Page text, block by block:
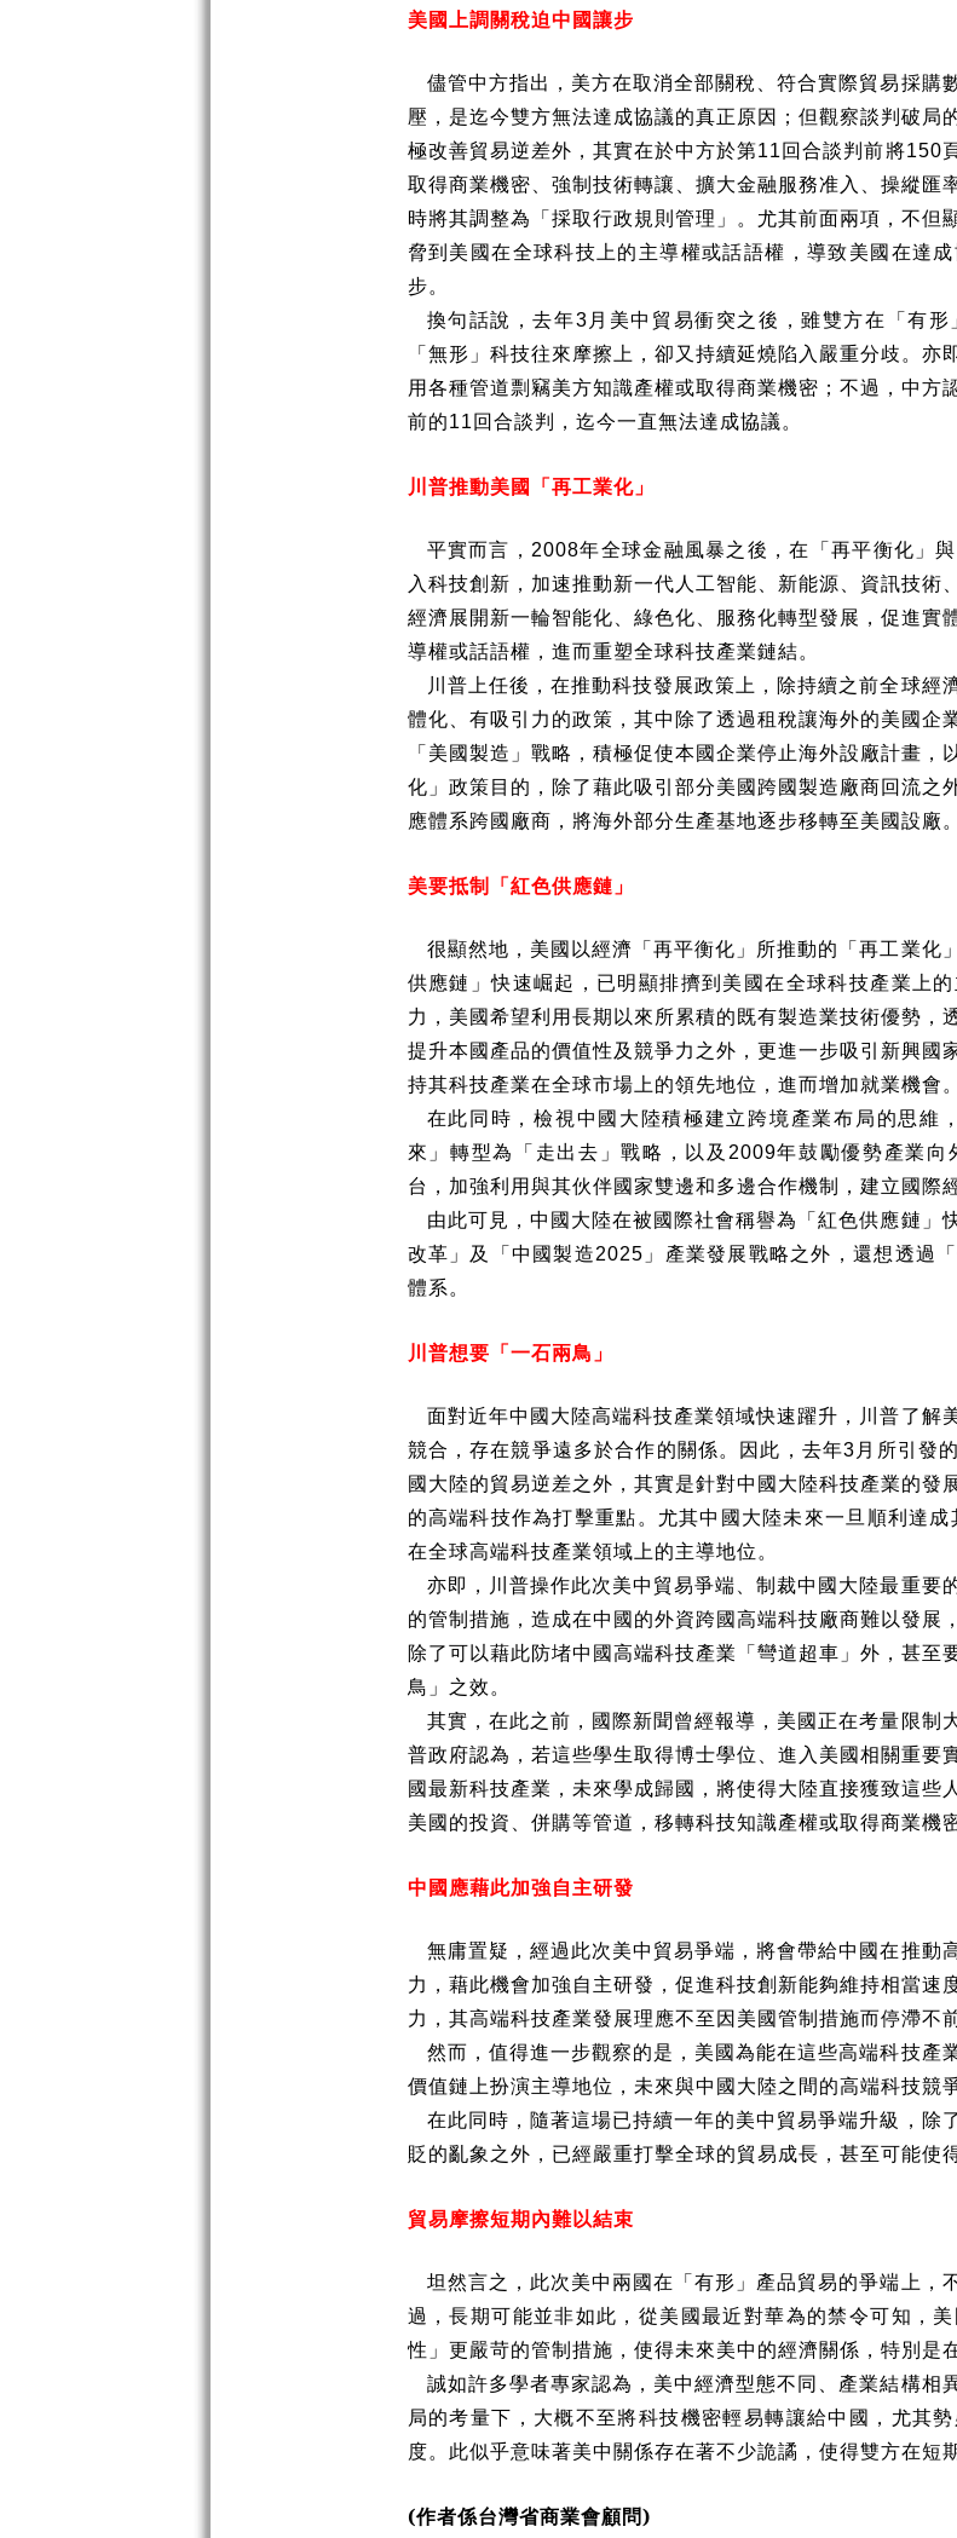
美國上調關稅迫中國讓步
儘管中方指出，美方在取消全部關稅、符合實際貿易採購
壓，是迄今雙方無法達成協議的真正原因；但觀察談判破局
極改善貿易逆差外，其實在於中方於第11 回合談判前將150
取得商業機密、強制技術轉讓、擴大金融服務准入、操縱匯
時將其調整為「採取行政規則管理」。尤其前面兩項，不但
脅到美國在全球科技上的主導權或話語權，導致美國在達
步。
換句話說，去年3 月美中貿易衝突之後，雖雙方在「有
「無形」科技往來摩擦上，卻又持續延燒陷入嚴重分歧。亦
用各種管道剽竊美方知識產權或取得商業機密；不過，中方
前的11 回合談判，迄今一直無法達成協議。
川普推動美國「再工業化」
平實而言， 2008年全球金融風暴之後，在「再平衡化」
入科技創新，加速推動新一代人工智能、新能源、資訊技術
經濟展開新一輪智能化、綠色化、服務化轉型發展，促進實
導權或話語權，進而重塑全球科技產業鏈結。
川普上任後，在推動科技發展政策上，除持續之前全球經
體化、有吸引力的政策，其中除了透過租稅讓海外的美國企
「美國製造」戰略，積極促使本國企業停止海外設廠計畫
化」政策目的，除了藉此吸引部分美國跨國製造廠商回流之
應體系跨國廠商，將海外部分生產基地逐步移轉至美國設廠。
美要抵制「紅色供應鏈」
很顯然地，美國以經濟「再平衡化」所推動的「再工業化
供應鏈」快速崛起，已明顯排擠到美國在全球科技產業上
力，美國希望利用長期以來所累積的既有製造業技術優勢，
提升本國產品的價值性及競爭力之外，更進一步吸引新興國
持其科技產業在全球市場上的領先地位，進而增加就業機會。
在此同時，檢視中國大陸積極建立跨境產業布局的思維
來」轉型為「走出去」戰略，以及 2009年鼓勵優勢產業向
台，加強利用與其伙伴國家雙邊和多邊合作機制，建立國際
由此可見，中國大陸在被國際社會稱譽為「紅色供應鏈」
改革」及「中國製造2025 」產業發展戰略之外，還想透過
體系。
川普想要「一石兩鳥」
面對近年中國大陸高端科技產業領域快速躍升，川普了解
競合，存在競爭遠多於合作的關係。因此，去年3 月所引發
國大陸的貿易逆差之外，其實是針對中國大陸科技產業的發
的高端科技作為打擊重點。尤其中國大陸未來一旦順利達成
在全球高端科技產業領域上的主導地位。
亦即，川普操作此次美中貿易爭端、制裁中國大陸最重要
的管制措施，造成在中國的外資跨國高端科技廠商難以發展
除了可以藉此防堵中國高端科技產業「彎道超車」外，甚至
鳥」之效。
其實，在此之前，國際新聞曾經報導，美國正在考量限制
普政府認為，若這些學生取得博士學位、進入美國相關重要
國最新科技產業，未來學成歸國，將使得大陸直接獲致這些
美國的投資、併購等管道，移轉科技知識產權或取得商業機
中國應藉此加強自主研發
無庸置疑，經過此次美中貿易爭端，將會帶給中國在推動
力，藉此機會加強自主研發，促進科技創新能夠維持相當速
力，其高端科技產業發展理應不至因美國管制措施而停滯不前
然而，值得進一步觀察的是，美國為能在這些高端科技產
價值鏈上扮演主導地位，未來與中國大陸之間的高端科技競
在此同時，隨著這場已持續一年的美中貿易爭端升級，除
貶的亂象之外，已經嚴重打擊全球的貿易成長，甚至可能使
貿易摩擦短期內難以結束
坦然言之，此次美中兩國在「有形」產品貿易的爭端上，
過，長期可能並非如此，從美國最近對華為的禁令可知，
性」更嚴苛的管制措施，使得未來美中的經濟關係，特別是
誠如許多學者專家認為，美中經濟型態不同、產業結構相
局的考量下，大概不至將科技機密輕易轉讓給中國，尤其
度。此似乎意味著美中關係存在著不少詭譎，使得雙方在短
(作者係台灣省商業會顧問)